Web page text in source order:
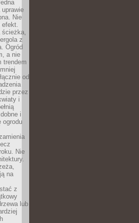
Nie
efekt.
ścieżka,
z
Ogród
a nie
trendem
od
przez
i
i
ogrodu
Nie
na
z
lub